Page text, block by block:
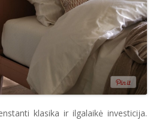
klasika ir ilgalaikė investicija.